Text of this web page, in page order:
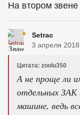
На втором
Setrac
3 апреля
Цитата: zoolu350
А не проще ли
отдельных
машине, ведь